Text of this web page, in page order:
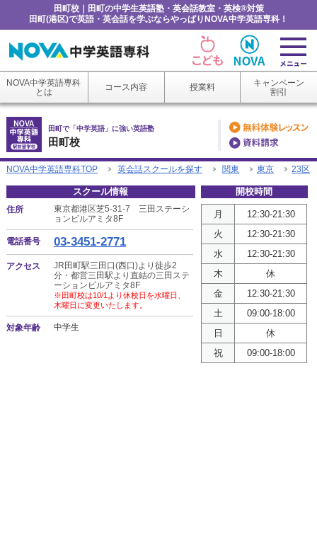
田町校｜田町の中学生英語塾・英会話教室・英検®対策
田町(港区)で英語・英会話を学ぶならやっぱりNOVA中学英語専科！
NOVA中学英語専科
とは
コース内容 授業料
キャンペーン
割引
田町校
田町で「中学英語」に強い英語塾
NOVA中学英語専科TOP 英会話スクールを探す 関東 東京 23区
スクール情報
住所
東京都港区芝5-31-7 三田ステーシ
ョンビルアミタ8F
電話番号 03-3451-2771
アクセス
JR田町駅三田口(西口)より徒歩2
分・都営三田駅より直結の三田ステ
ーションビルアミタ8F
※田町校は10/1より休校日を水曜日、
木曜日に変更いたします。
対象年齢 中学生
開校時間
月
12:30-21:30
火
12:30-21:30
水
12:30-21:30
木
休
金
12:30-21:30
土
09:00-18:00
日
休
祝
09:00-18:00